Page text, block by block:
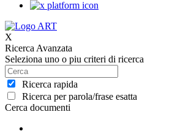
X
Ricerca Avanzata
Seleziona uno o piu criteri di ricerca
Ricerca rapida
Ricerca per parola/frase esatta
Cerca documenti